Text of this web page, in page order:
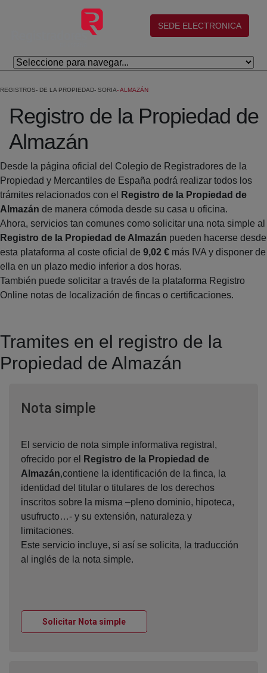
Saltar al contenido principal
(abre en nueva ventana)
SEDE ELECTRONICA
REGISTROS DE LA PROPIEDAD SORIA ALMAZÁN
Registro de la Propiedad de
Almazán
Desde la página oficial del Colegio de Registradores de la
Propiedad y Mercantiles de España podrá realizar todos los
trámites relacionados con el
Registro de la Propiedad de
Almazán de manera cómoda desde su casa u oficina.
Ahora, servicios tan comunes como solicitar una nota simple al
Registro de la Propiedad de Almazán pueden hacerse desde
esta plataforma al coste oficial de 9,02 € más IVA y disponer de
ella en un plazo medio inferior a dos horas.
También puede solicitar a través de la plataforma Registro
Online notas de localización de fincas o certificaciones.
Tramites en el registro de la
Propiedad de Almazán
Nota simpleVentana nueva
El servicio de nota simple informativa registral,
ofrecido por el
Registro de la Propiedad de
Almazán,contiene la identificación de la finca, la
identidad del titular o titulares de los derechos
inscritos sobre la misma –pleno dominio, hipoteca,
usufructo…- y su extensión, naturaleza y
limitaciones.
Este servicio incluye, si así se solicita, la traducción
al inglés de la nota simple.
Solicitar Nota simpleVentana nueva